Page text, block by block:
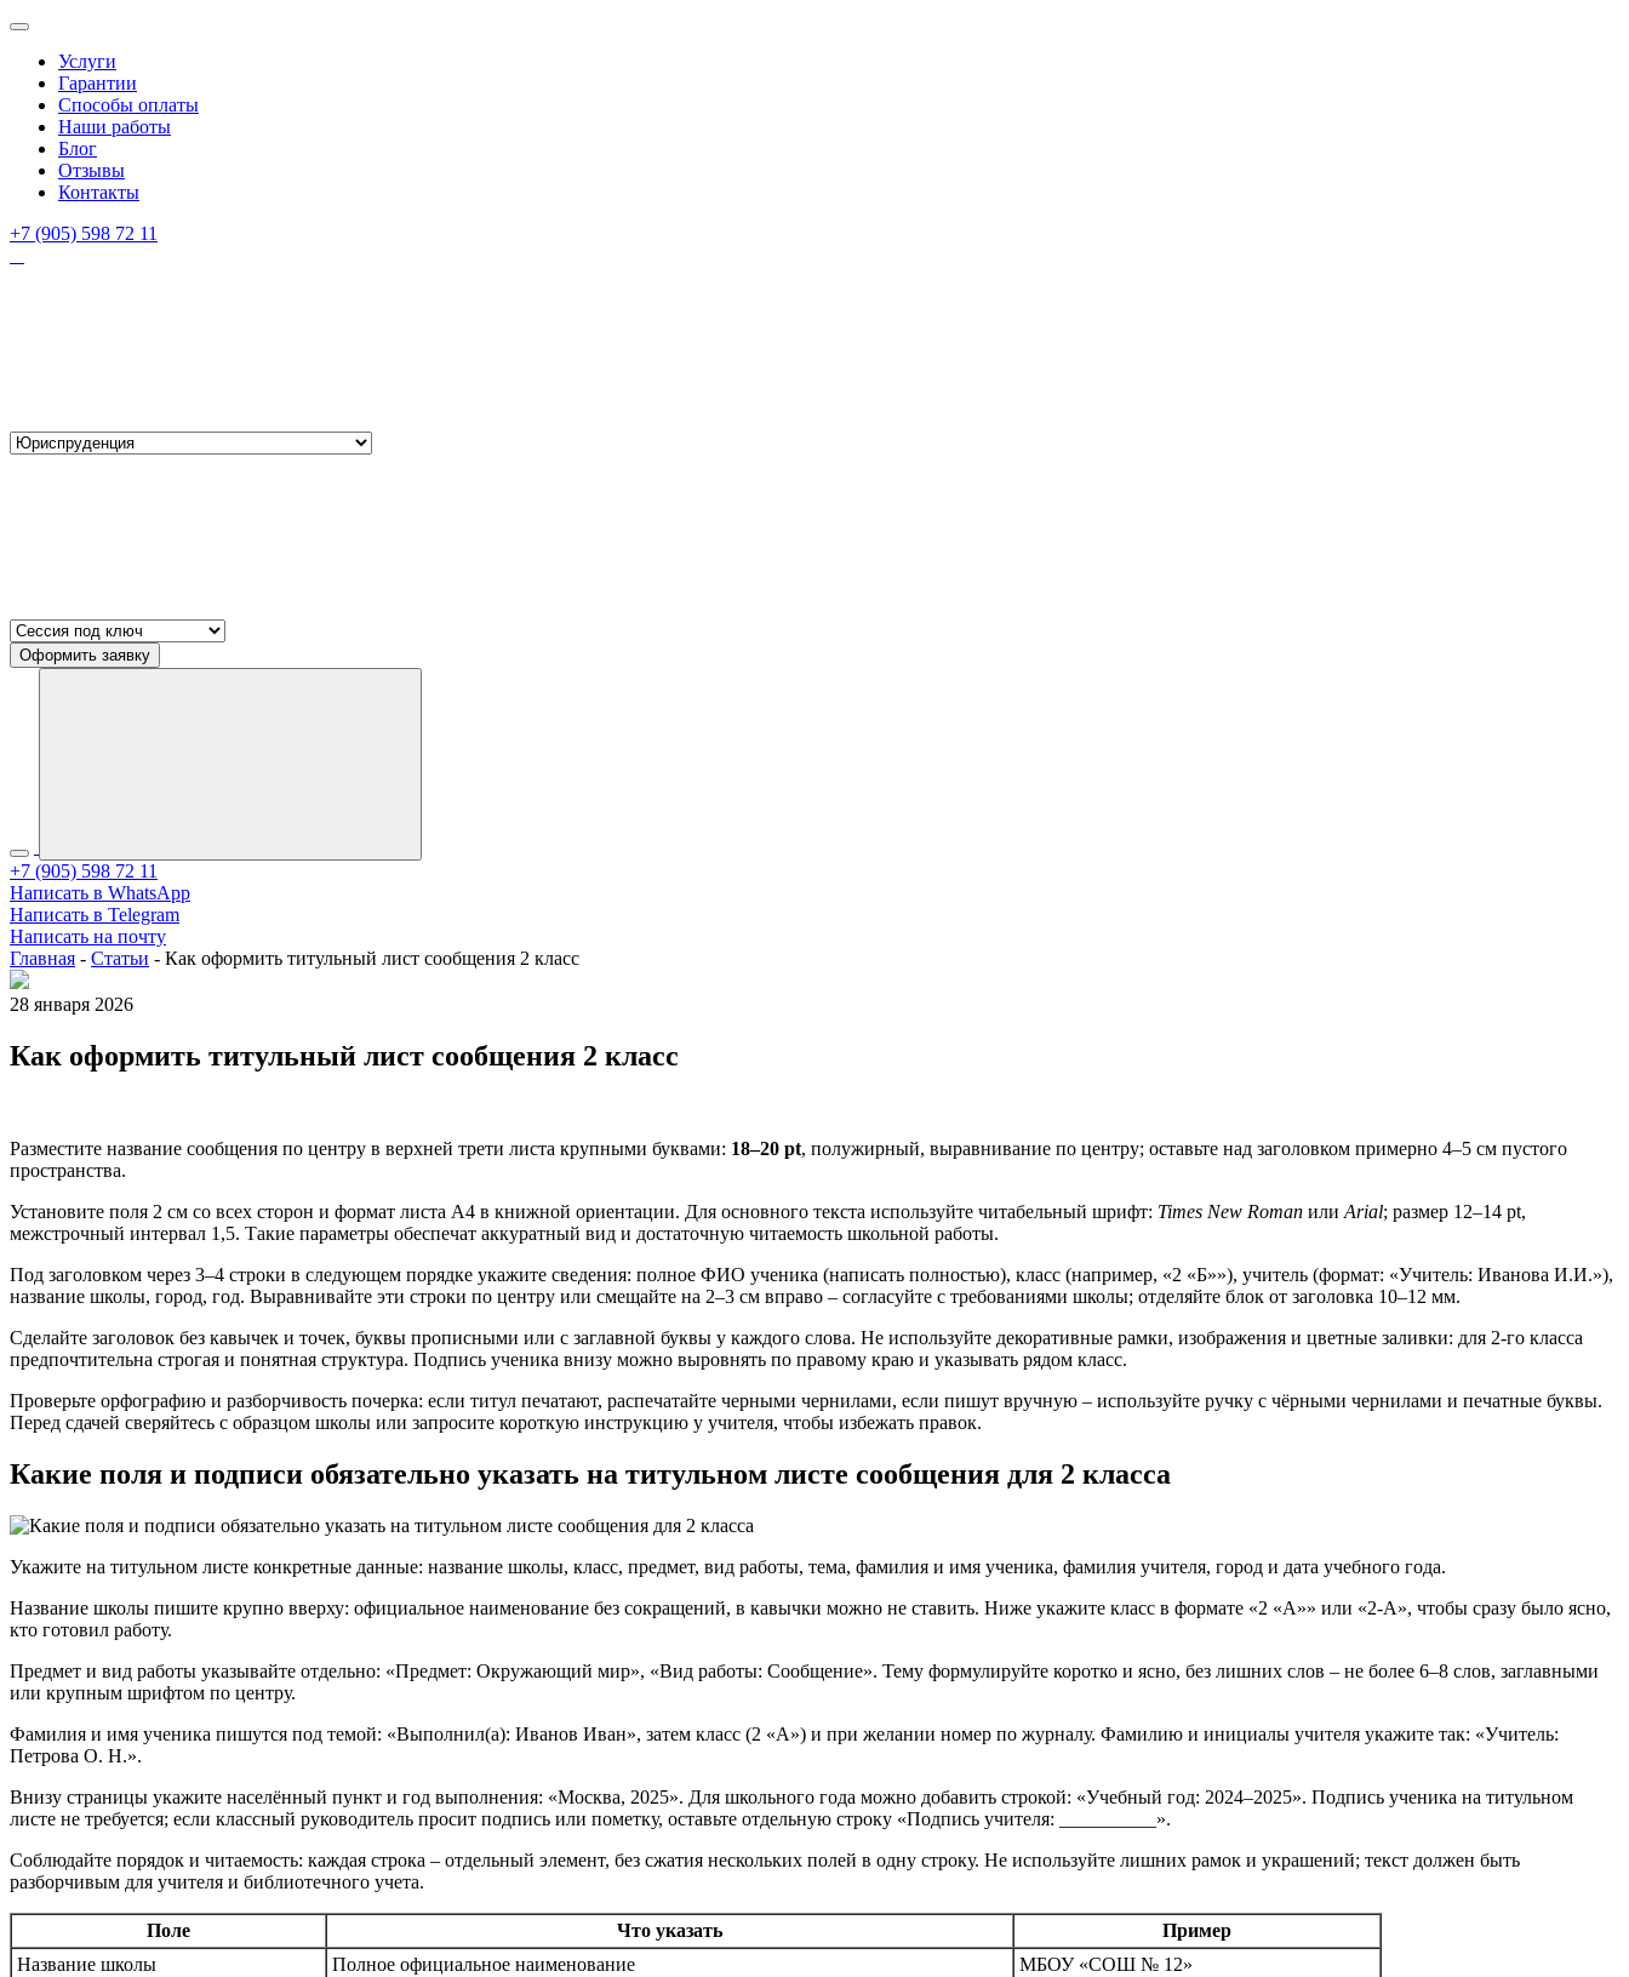
Услуги
Гарантии
Способы оплаты
Наши работы
Блог
Отзывы
Контакты
+7 (905) 598 72 11
Оформить заявку
+7 (905) 598 72 11
Написать в WhatsApp
Написать в Telegram
Написать на почту
Главная - Статьи - Как оформить титульный лист сообщения 2 класс
28 января 2026
Как оформить титульный лист сообщения 2 класс
Разместите название сообщения по центру в верхней трети листа крупными буквами: 18–20 pt, полужирный, выравнивание по центру; оставьте над заголовком примерно 4–5 см пустого
пространства.
Установите поля 2 см со всех сторон и формат листа A4 в книжной ориентации. Для основного текста используйте читабельный шрифт: Times New Roman или Arial; размер 12–14 pt,
межстрочный интервал 1,5. Такие параметры обеспечат аккуратный вид и достаточную читаемость школьной работы.
Под заголовком через 3–4 строки в следующем порядке укажите сведения: полное ФИО ученика (написать полностью), класс (например, «2 «Б»»), учитель (формат: «Учитель: Иванова И.И.»),
название школы, город, год. Выравнивайте эти строки по центру или смещайте на 2–3 см вправо – согласуйте с требованиями школы; отделяйте блок от заголовка 10–12 мм.
Сделайте заголовок без кавычек и точек, буквы прописными или с заглавной буквы у каждого слова. Не используйте декоративные рамки, изображения и цветные заливки: для 2-го класса
предпочтительна строгая и понятная структура. Подпись ученика внизу можно выровнять по правому краю и указывать рядом класс.
Проверьте орфографию и разборчивость почерка: если титул печатают, распечатайте черными чернилами, если пишут вручную – используйте ручку с чёрными чернилами и печатные буквы.
Перед сдачей сверяйтесь с образцом школы или запросите короткую инструкцию у учителя, чтобы избежать правок.
Какие поля и подписи обязательно указать на титульном листе сообщения для 2 класса
Укажите на титульном листе конкретные данные: название школы, класс, предмет, вид работы, тема, фамилия и имя ученика, фамилия учителя, город и дата учебного года.
Название школы пишите крупно вверху: официальное наименование без сокращений, в кавычки можно не ставить. Ниже укажите класс в формате «2 «А»» или «2-А», чтобы сразу было ясно,
кто готовил работу.
Предмет и вид работы указывайте отдельно: «Предмет: Окружающий мир», «Вид работы: Сообщение». Тему формулируйте коротко и ясно, без лишних слов – не более 6–8 слов, заглавными
или крупным шрифтом по центру.
Фамилия и имя ученика пишутся под темой: «Выполнил(а): Иванов Иван», затем класс (2 «А») и при желании номер по журналу. Фамилию и инициалы учителя укажите так: «Учитель:
Петрова О. Н.».
Внизу страницы укажите населённый пункт и год выполнения: «Москва, 2025». Для школьного года можно добавить строкой: «Учебный год: 2024–2025». Подпись ученика на титульном
листе не требуется; если классный руководитель просит подпись или пометку, оставьте отдельную строку «Подпись учителя: __________».
Соблюдайте порядок и читаемость: каждая строка – отдельный элемент, без сжатия нескольких полей в одну строку. Не используйте лишних рамок и украшений; текст должен быть
разборчивым для учителя и библиотечного учета.
Поле Что указать
Пример
Название школы
Полное официальное наименование
МБОУ «СОШ № 12»